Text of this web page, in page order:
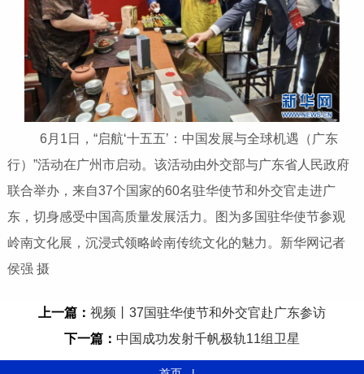
6月1日，“启航‘十五五’：中国发展与全球机遇（广东
行）”活动在广州市启动。该活动由外交部与广东省人民政府
联合举办，来自37个国家的60名驻华使节和外交官走进广
东，切身感受中国高质量发展活力。图为多国驻华使节参观
岭南文化展，沉浸式领略岭南传统文化的魅力。新华网记者
侯强 摄
上一篇： 视频丨37国驻华使节和外交官赴广东参访
下一篇： 中国成功发射千帆极轨11组卫星